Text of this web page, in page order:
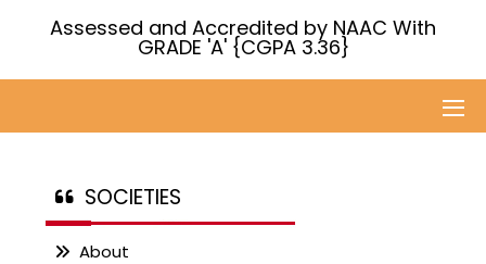
Assessed and Accredited by NAAC With
GRADE 'A' {CGPA 3.36}
SOCIETIES
About